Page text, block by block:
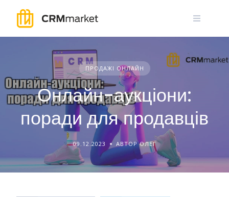
content
ПРОДАЖІ ОНЛАЙН
Онлайн-аукціони:
поради для продавців
09.12.2023 АВТОР ОЛЕГ